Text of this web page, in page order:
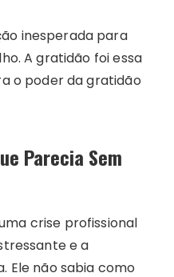
inesperada para
A gratidão foi essa
o poder da gratidão
Parecia Sem
crise profissional
e a
Ele não sabia como